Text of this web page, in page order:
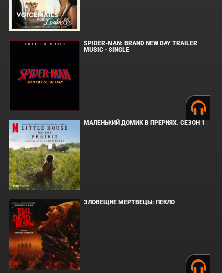
SPIDER-MAN: BRAND NEW DAY TRAILER
MUSIC - SINGLE
МАЛЕНЬКИЙ ДОМИК В ПРЕРИЯХ. СЕЗОН 1
ЗЛОВЕЩИЕ МЕРТВЕЦЫ: ПЕКЛО